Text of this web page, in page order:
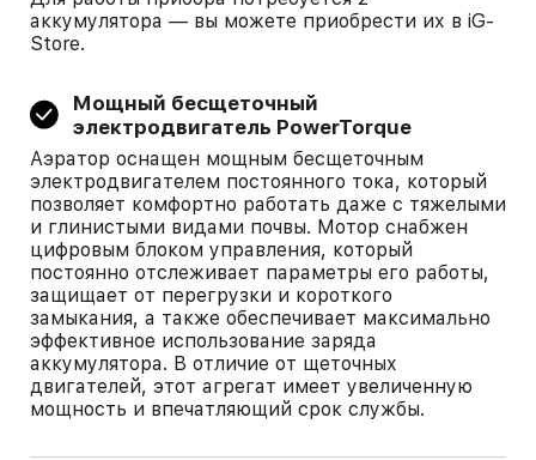
аккумулятора — вы можете приобрести их в iG-
Store.
Мощный бесщеточный
электродвигатель PowerTorque
Аэратор оснащен мощным бесщеточным
электродвигателем постоянного тока, который
позволяет комфортно работать даже с тяжелыми
и глинистыми видами почвы. Мотор снабжен
цифровым блоком управления, который
постоянно отслеживает параметры его работы,
защищает от перегрузки и короткого
замыкания, а также обеспечивает максимально
эффективное использование заряда
аккумулятора. В отличие от щеточных
двигателей, этот агрегат имеет увеличенную
мощность и впечатляющий срок службы.